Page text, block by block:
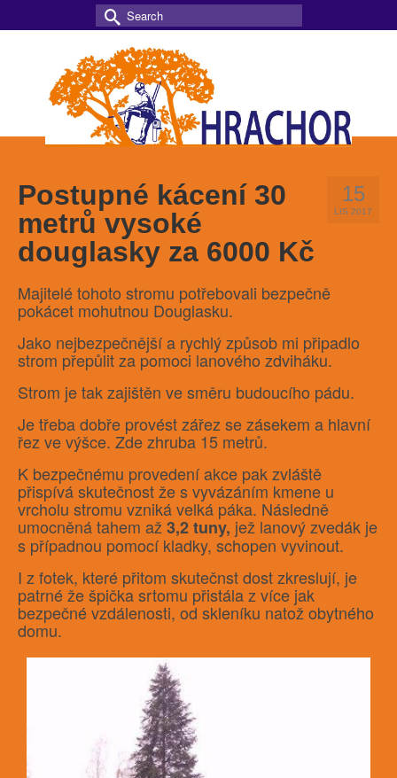
Search
for:
15
LIS 2017
Postupné kácení 30
metrů vysoké
douglasky za 6000 Kč
Majitelé tohoto stromu potřebovali bezpečně
pokácet mohutnou Douglasku.
Jako nejbezpečnější a rychlý způsob mi připadlo
strom přepůlit za pomoci lanového zdviháku.
Strom je tak zajištěn ve směru budoucího pádu.
Je třeba dobře provést zářez se zásekem a hlavní
řez ve výšce. Zde zhruba 15 metrů.
K bezpečnému provedení akce pak zvláště
přispívá skutečnost že s vyvázáním kmene u
vrcholu stromu vzniká velká páka. Následně
umocněná tahem až 3,2 tuny, jež lanový zvedák je
s případnou pomocí kladky, schopen vyvinout.
I z fotek, které přitom skutečnst dost zkreslují, je
patrné že špička srtomu přistála z více jak
bezpečné vzdálenosti, od skleníku natož obytného
domu.